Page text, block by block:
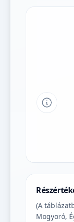
Tipp a
(A
Mogyoró,